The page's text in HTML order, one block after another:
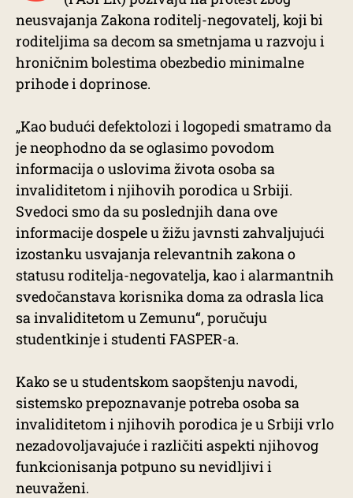
neusvajanja Zakona roditelj-negovatelj, koji bi
roditeljima sa decom sa smetnjama u razvoju i
hroničnim bolestima obezbedio minimalne
prihode i doprinose.
„Kao budući defektolozi i logopedi smatramo da
je neophodno da se oglasimo povodom
informacija o uslovima života osoba sa
invaliditetom i njihovih porodica u Srbiji.
Svedoci smo da su poslednjih dana ove
informacije dospele u žižu javnsti zahvaljujući
izostanku usvajanja relevantnih zakona o
statusu roditelja-negovatelja, kao i alarmantnih
svedočanstava korisnika doma za odrasla lica
sa invaliditetom u Zemunu“, poručuju
studentkinje i studenti FASPER-a.
Kako se u studentskom saopštenju navodi,
sistemsko prepoznavanje potreba osoba sa
invaliditetom i njihovih porodica je u Srbiji vrlo
nezadovoljavajuće i različiti aspekti njihovog
funkcionisanja potpuno su nevidljivi i
neuvaženi.